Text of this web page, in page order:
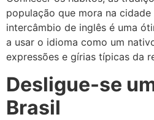
população que mora na
intercâmbio de inglês é uma
a usar o idioma como um
expressões e gírias típicas da
Desligue-se
Brasil